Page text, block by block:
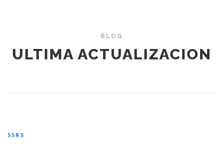
BLOG
ULTIMA ACTUALIZACION
SSRS